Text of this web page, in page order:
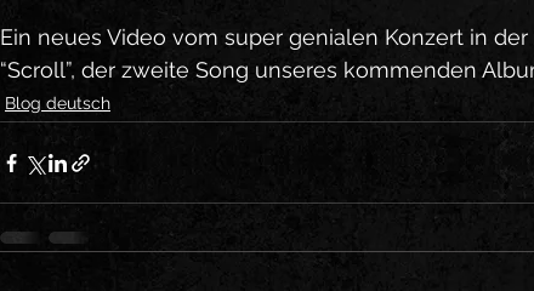
Ein neues Video vom super genialen Konzert in
“Scroll”, der zweite Song unseres kommenden
Blog deutsch